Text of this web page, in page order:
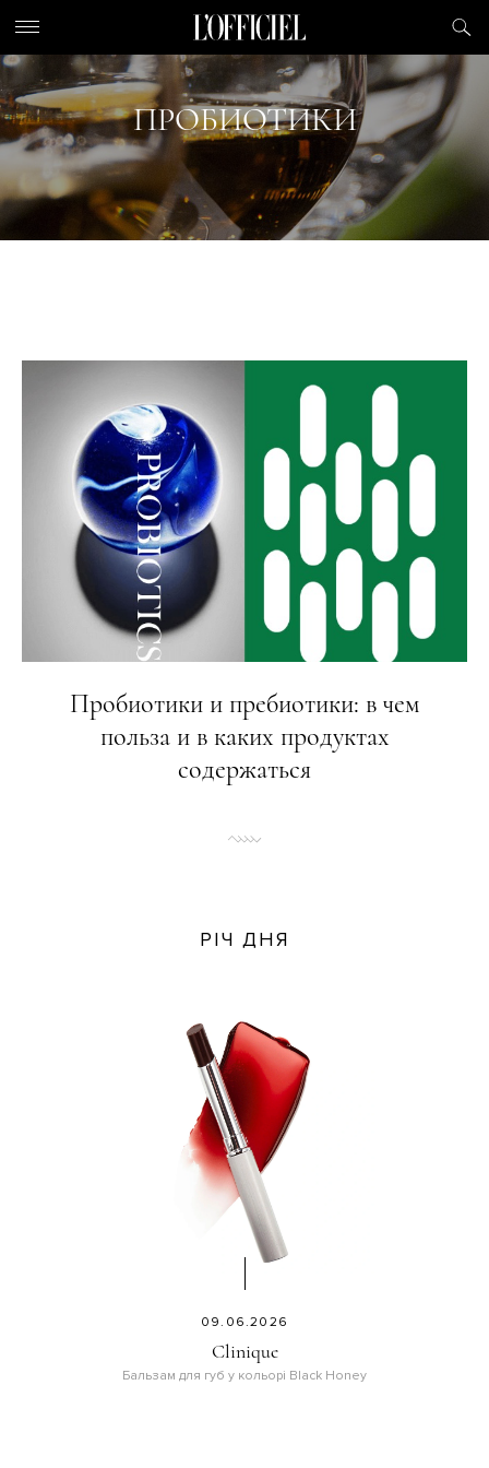
ПРОБИОТИКИ
Пробиотики и пребиотики: в чем
польза и в каких продуктах
содержаться
РІЧ ДНЯ
09.06.2026
Clinique
Бальзам для губ у кольорі Black Honey